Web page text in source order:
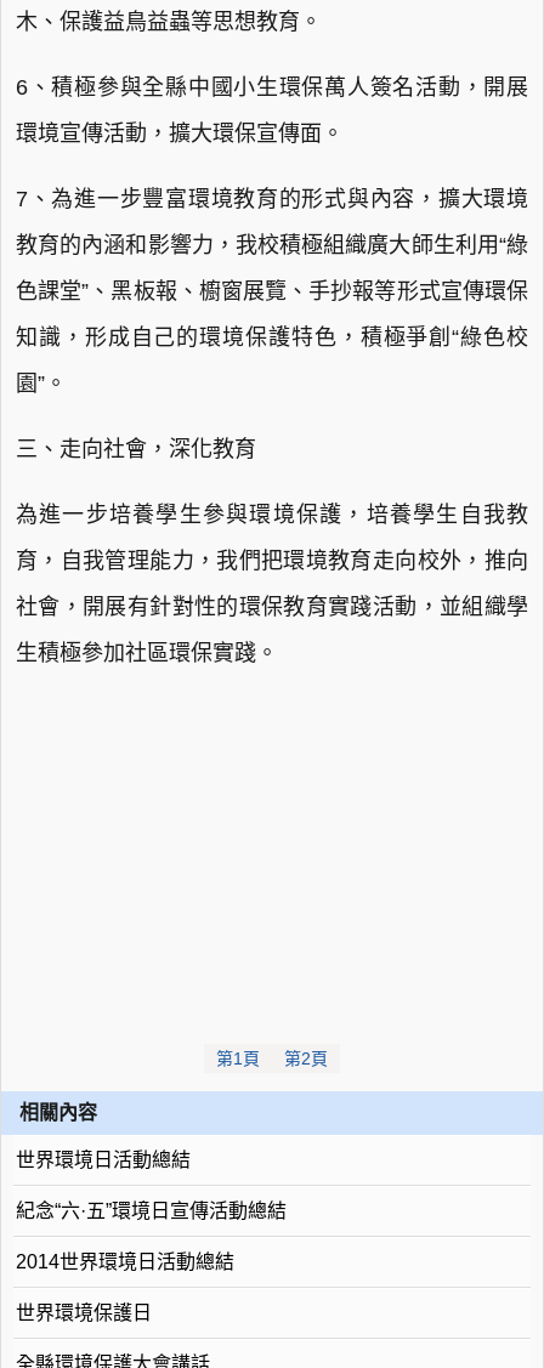
木、保護益鳥益蟲等思想教育。
6、積極參與全縣中國小生環保萬人簽名活動，開展
環境宣傳活動，擴大環保宣傳面。
7、為進一步豐富環境教育的形式與內容，擴大環境
教育的內涵和影響力，我校積極組織廣大師生利用“綠
色課堂”、黑板報、櫥窗展覽、手抄報等形式宣傳環保
知識，形成自己的環境保護特色，積極爭創“綠色校
園”。
三、走向社會，深化教育
為進一步培養學生參與環境保護，培養學生自我教
育，自我管理能力，我們把環境教育走向校外，推向
社會，開展有針對性的環保教育實踐活動，並組織學
生積極參加社區環保實踐。
第1頁 第2頁
相關內容
世界環境日活動總結
紀念“六·五”環境日宣傳活動總結
2014世界環境日活動總結
世界環境保護日
全縣環境保護大會講話